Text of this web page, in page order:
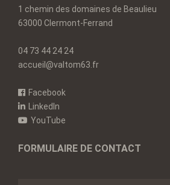
1 chemin des domaines de Beaulieu
63000 Clermont-Ferrand
04 73 44 24 24
accueil@valtom63.fr
Facebook
LinkedIn
YouTube
FORMULAIRE DE CONTACT